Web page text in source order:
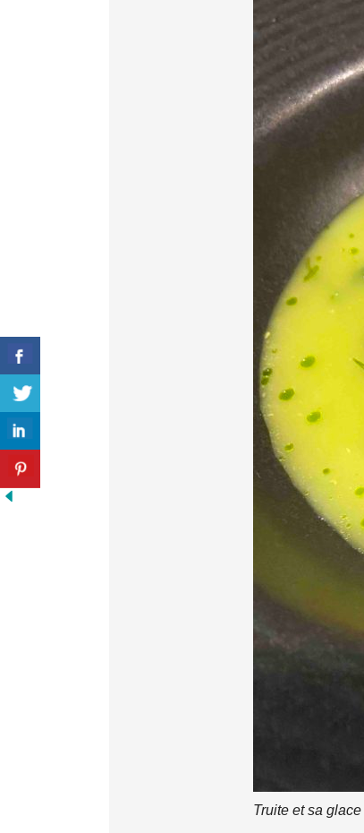
Truite et sa